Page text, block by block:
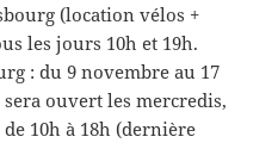
(location vélos +
les jours 10h et 19h.
: du 9 novembre au 17
sera ouvert les mercredis,
10h à 18h (dernière